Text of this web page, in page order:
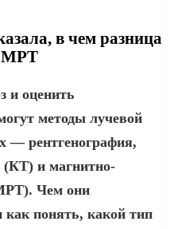
в чем разница
МРТ
и оценить
методы лучевой
— рентгенография,
(КТ) и магнитно-
Чем они
как понять, какой тип